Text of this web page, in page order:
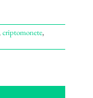
criptomonete,